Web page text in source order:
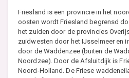
Friesland is een provincie in het
oosten wordt Friesland begrensd
het zuiden door de provincies
zuidwesten door het IJsselmeer en
door de Waddenzee (buiten de
Noordzee). Door de Afsluitdijk is
Noord-Holland. De Friese